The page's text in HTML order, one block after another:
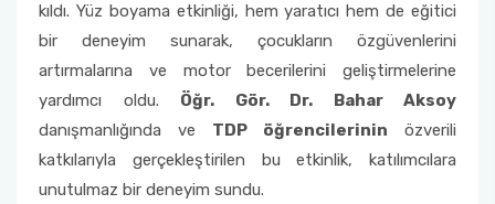
kıldı. Yüz boyama etkinliği, hem yaratıcı hem de eğitici
bir deneyim sunarak, çocukların özgüvenlerini
artırmalarına ve motor becerilerini geliştirmelerine
yardımcı oldu. Öğr. Gör. Dr. Bahar Aksoy
danışmanlığında ve TDP öğrencilerinin özverili
katkılarıyla gerçekleştirilen bu etkinlik, katılımcılara
unutulmaz bir deneyim sundu.